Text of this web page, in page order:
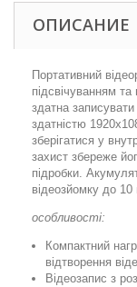
ОПИСАНИЕ
Портативний
підсвічуванням
здатна
здатністю
зберігатися у
захист збереже
підробки.
відеозйомку до 10
особливості:
Компактний
відтворення
Відеозапис з